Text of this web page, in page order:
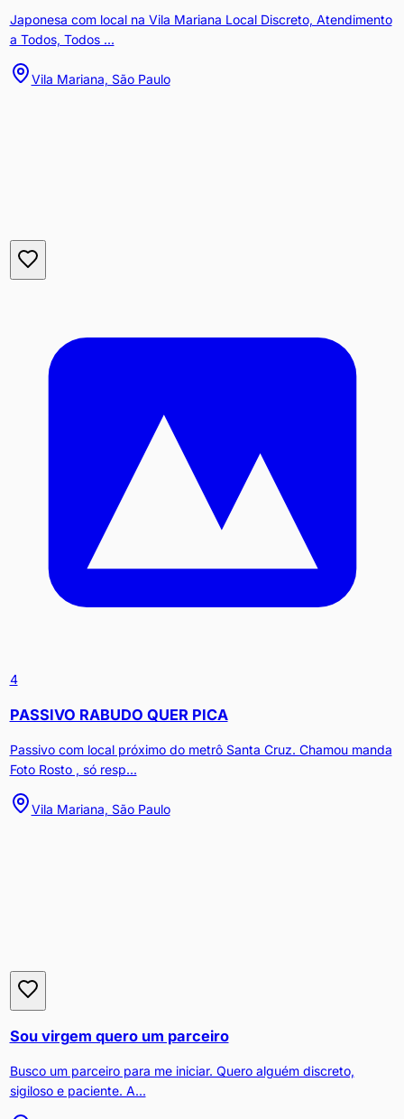
Japonesa com local na Vila Mariana Local Discreto, Atendimento
a Todos, Todos ...
Vila Mariana, São Paulo
4
PASSIVO RABUDO QUER PICA
Passivo com local próximo do metrô Santa Cruz. Chamou manda
Foto Rosto , só resp...
Vila Mariana, São Paulo
Sou virgem quero um parceiro
Busco um parceiro para me iniciar. Quero alguém discreto,
sigiloso e paciente. A...